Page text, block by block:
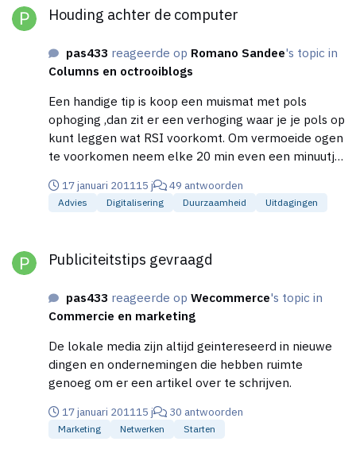
Houding achter de computer
pas433 reageerde op Romano Sandee's topic in
Columns en octrooiblogs
Een handige tip is koop een muismat met pols
ophoging ,dan zit er een verhoging waar je je pols op
kunt leggen wat RSI voorkomt. Om vermoeide ogen
te voorkomen neem elke 20 min even een minuutje
ogen minder vermoeid hou je het langer vol.
17 januari 201115 j 49 antwoorden
Advies Digitalisering Duurzaamheid Uitdagingen
Publiciteitstips gevraagd
pas433 reageerde opWecommerce's topic in
Commercie en marketing
De lokale media zijn altijd geintereseerd in nieuwe
dingen en ondernemingen die hebben ruimte
genoeg om er een artikel over te schrijven.
17 januari 201115 j 30 antwoorden
Marketing Netwerken Starten